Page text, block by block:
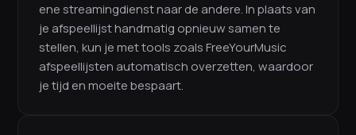
ene streamingdienst naar de andere. In plaats van
je afspeellijst handmatig opnieuw samen te
stellen, kun je met tools zoals FreeYourMusic
afspeellijsten automatisch overzetten, waardoor
je tijd en moeite bespaart.